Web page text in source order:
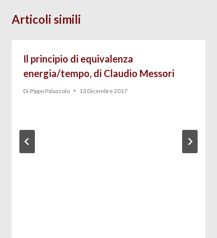
Articoli simili
Il principio di equivalenza
energia/tempo, di Claudio Messori
Di Pippo Palazzolo 13 Dicembre 2017